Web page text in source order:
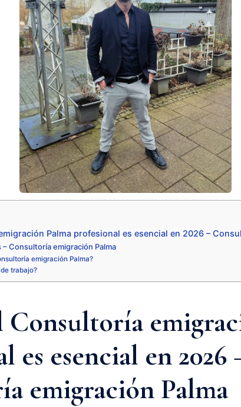
Palma profesional es esencial en 2026 –
Consultoría emigración Palma
emigración Palma?
trabajo?
Consultoría
es esencial en 2026
emigración Palma